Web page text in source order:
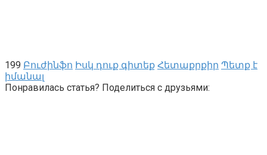
199 Բուժինֆո Իսկ դուք գիտեք Հետաքրքիր Պետք է
իմանալ
Понравилась статья? Поделиться с друзьями: